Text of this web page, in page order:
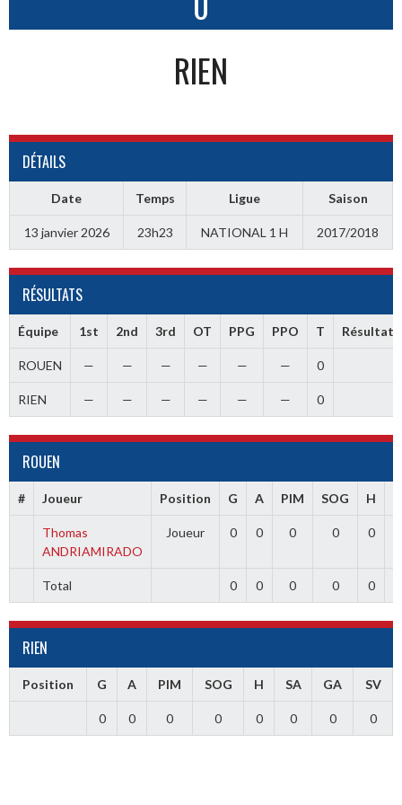
RIEN
DÉTAILS
Date Temps Ligue Saison
13 janvier 2026 23h23 NATIONAL 1 H 2017/2018
RÉSULTATS
Équipe 1st 2nd 3rd OT PPG PPO T Résultat
ROUEN — — — — — — 0
RIEN — — — — — — 0
ROUEN
# Joueur Position G A PIM SOG H
Thomas
ANDRIAMIRADO
Joueur 0 0 0 0 0
Total 0 0 0 0 0
RIEN
Position G A PIM SOG H SA GA SV
0 0 0 0 0 0 0 0